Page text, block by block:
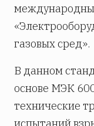
газовых сред».
В данном
основе МЭК
технические